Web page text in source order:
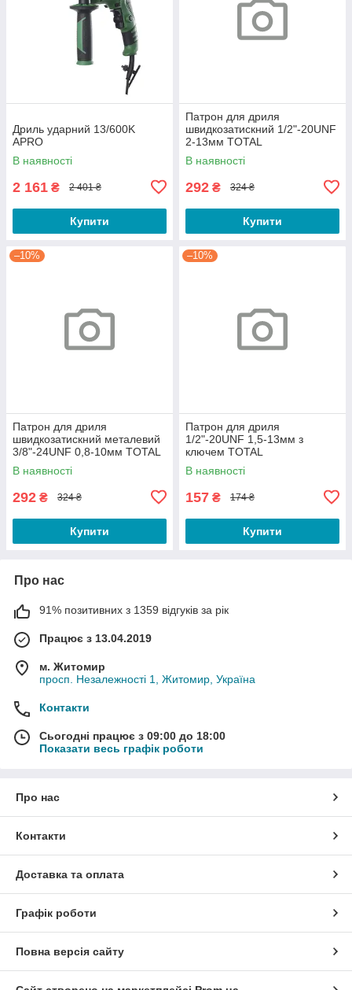
Дриль ударний 13/600K
APRO
В наявності
2 161 ₴ 2 401 ₴
Купити
Патрон для дриля
швидкозатискний 1/2"-20UNF
2-13мм TOTAL
В наявності
292 ₴ 324 ₴
Купити
–10%
Патрон для дриля
швидкозатискний металевий
3/8"-24UNF 0,8-10мм TOTAL
В наявності
292 ₴ 324 ₴
Купити
–10%
Патрон для дриля
1/2"-20UNF 1,5-13мм з
ключем TOTAL
В наявності
157 ₴ 174 ₴
Купити
Про нас
91% позитивних з 1359 відгуків за рік
Працює з 13.04.2019
м. Житомир
просп. Незалежності 1, Житомир, Україна
Контакти
Сьогодні працює з 09:00 до 18:00
Показати весь графік роботи
Про нас
Контакти
Доставка та оплата
Графік роботи
Повна версія сайту